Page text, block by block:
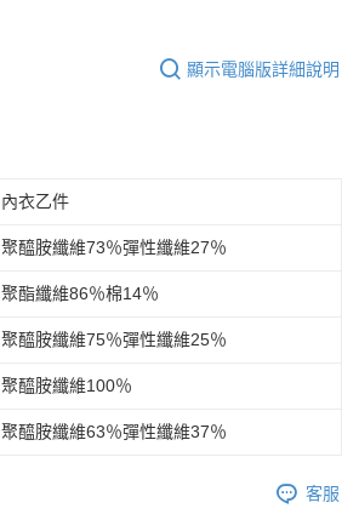
顯示電腦版詳細說明
內衣乙件
聚醯胺纖維73％彈性纖維27％
聚酯纖維86％棉14％
聚醯胺纖維75％彈性纖維25％
聚醯胺纖維100％
聚醯胺纖維63％彈性纖維37％
客服